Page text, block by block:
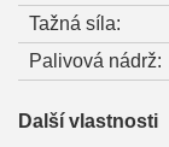
Tažná síla:
Palivová nádrž:
Další vlastnosti